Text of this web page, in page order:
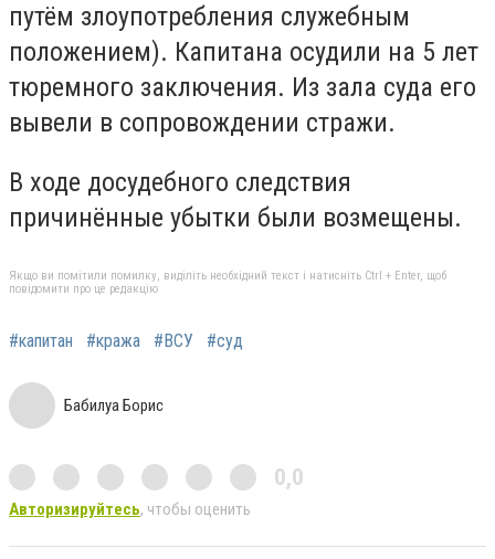
путём злоупотребления служебным
положением). Капитана осудили на 5 лет
тюремного заключения. Из зала суда его
вывели в сопровождении стражи.
В ходе досудебного следствия
причинённые убытки были возмещены.
Якщо ви помітили помилку, виділіть необхідний текст і натисніть Ctrl + Enter, щоб
повідомити про це редакцію
#капитан #кража #ВСУ #суд
Бабилуа Борис
0,0
Авторизируйтесь, чтобы оценить